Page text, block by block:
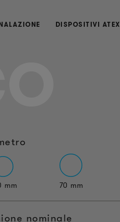
DISPOSITIVI ATEX
mm 70 mm
nominale